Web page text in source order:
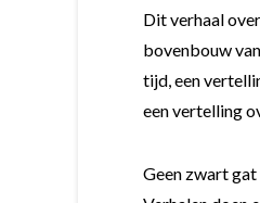
Dit verhaal
bovenbouw
tijd, een
een vertelling
Geen zwart